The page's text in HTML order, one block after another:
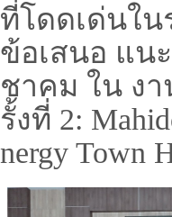
ที่โดดเด่นใ
ข้อเสนอ แน
ชาคม ใน งา
รั้งที่ 2:
nergy Town